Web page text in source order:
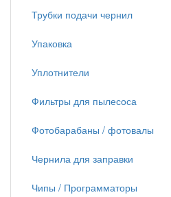
Трубки подачи чернил
Упаковка
Уплотнители
Фильтры для пылесоса
Фотобарабаны / фотовалы
Чернила для заправки
Чипы / Программаторы